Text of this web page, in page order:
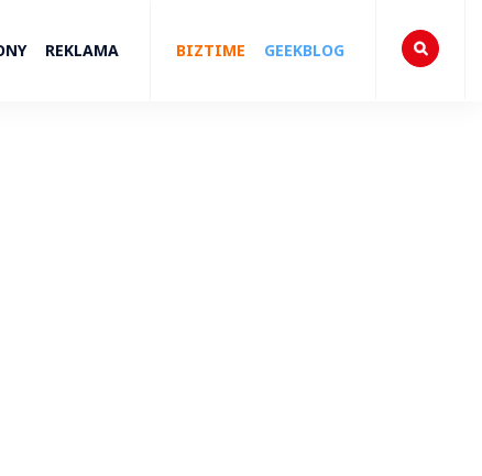
REKLAMA BIZTIME GEEKBLOG